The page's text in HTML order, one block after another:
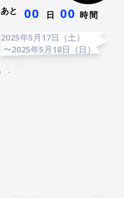
あと
00 日 00 時間
2025年5月17日（土）
〜2025年5月18日（日）